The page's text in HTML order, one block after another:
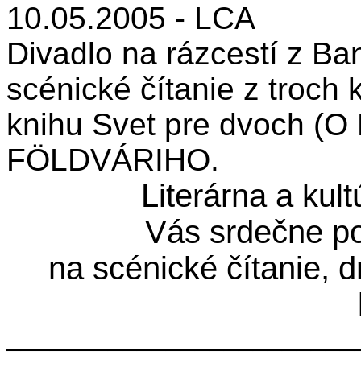
10.05.2005 - LCA
Divadlo na rázcestí z
scénické čítanie z troch
knihu Svet pre dvoch
FÖLDVÁRIHO.
Literárna a
Vás srdečne
na scénické čítanie,